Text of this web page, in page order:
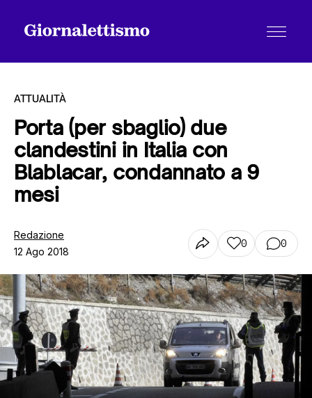
Tutti gli articoli
Contatti
ATTUALITÀ
Porta (per sbaglio) due
clandestini in Italia con
Blablacar, condannato a 9
mesi
Redazione
12 Ago 2018
0 0